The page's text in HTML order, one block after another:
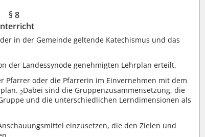
§ 8
in der Gemeinde geltende Katechismus und das
der Landessynode genehmigten Lehrplan erteilt.
Pfarrer oder die Pfarrerin im Einvernehmen mit dem
2Dabei sind die Gruppenzusammensetzung, die
und die unterschiedlichen Lerndimensionen als
einzusetzen, die den Zielen und